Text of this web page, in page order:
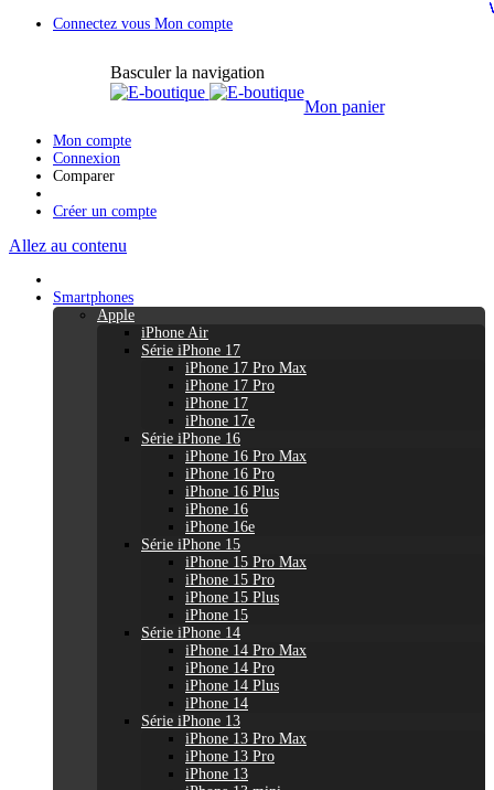
Connectez vous Mon compte
Basculer la navigation
Mon panier
Mon compte
Connexion
Comparer
Créer un compte
Allez au contenu
Smartphones
Apple
iPhone Air
Série iPhone 17
iPhone 17 Pro Max
iPhone 17 Pro
iPhone 17
iPhone 17e
Série iPhone 16
iPhone 16 Pro Max
iPhone 16 Pro
iPhone 16 Plus
iPhone 16
iPhone 16e
Série iPhone 15
iPhone 15 Pro Max
iPhone 15 Pro
iPhone 15 Plus
iPhone 15
Série iPhone 14
iPhone 14 Pro Max
iPhone 14 Pro
iPhone 14 Plus
iPhone 14
Série iPhone 13
iPhone 13 Pro Max
iPhone 13 Pro
iPhone 13